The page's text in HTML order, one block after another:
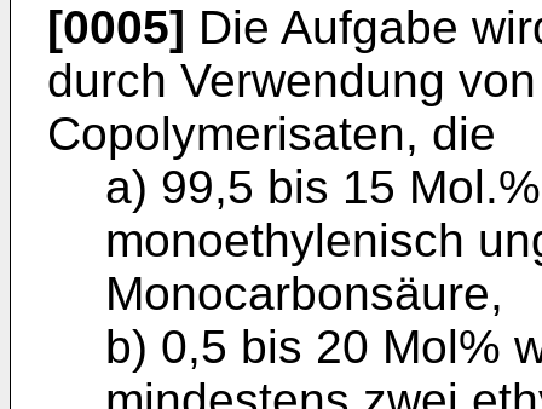
[0005] Die Aufgabe
durch Verwendung
Copolymerisaten, die
a) 99,5 bis 15
monoethylenisch
Monocarbonsäure,
b) 0,5 bis 20 Mol%